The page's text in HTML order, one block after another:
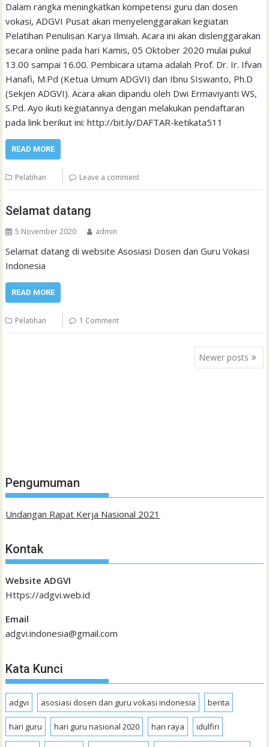
Dalam rangka meningkatkan kompetensi guru dan dosen
vokasi, ADGVI Pusat akan menyelenggarakan kegiatan
Pelatihan Penulisan Karya Ilmiah. Acara ini akan dislenggarakan
secara online pada hari Kamis, 05 Oktober 2020 mulai pukul
13.00 sampai 16.00. Pembicara utama adalah Prof. Dr. Ir. Ifvan
Hanafi, M.Pd (Ketua Umum ADGVI) dan Ibnu SIswanto, Ph.D
(Sekjen ADGVI). Acara akan dipandu oleh Dwi Ermaviyanti WS,
S.Pd. Ayo ikuti kegiatannya dengan melakukan pendaftaran
pada link berikut ini: http://bit.ly/DAFTAR-ketikata511
READ MORE
Pelatihan Leave a comment
Selamat datang
5 November 2020 admin
Selamat datang di website Asosiasi Dosen dan Guru Vokasi
Indonesia
READ MORE
Pelatihan 1 Comment
Newer posts
Pengumuman
Undangan Rapat Kerja Nasional 2021
Kontak
Website ADGVI
Https://adgvi.web.id
Email
adgvi.indonesia@gmail.com
Kata Kunci
adgvi asosiasi dosen dan guru vokasi indonesia berita
hari guru hari guru nasional 2020 hari raya idulfiri